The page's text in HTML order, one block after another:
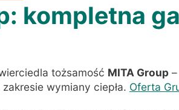
kompletna
tożsamość MITA Group
wymiany ciepła. Oferta